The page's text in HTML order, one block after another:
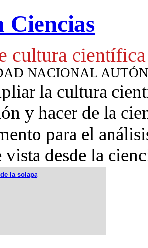
Ciencias
cultura científica
NACIONAL
la cultura
y hacer de la
para el
vista desde la
de la solapa